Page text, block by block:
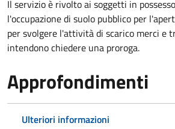
Il servizio è rivolto ai soggetti in
l'occupazione di suolo pubblico per
per svolgere l'attività di scarico merci e
intendono chiedere una proroga.
Approfondimenti
Ulteriori informazioni